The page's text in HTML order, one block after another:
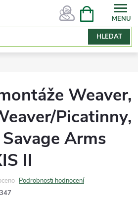
HLEDAT
NÁKUPNÍ
Weaver,
Picatinny,
Arms
II
Podrobnosti hodnocení